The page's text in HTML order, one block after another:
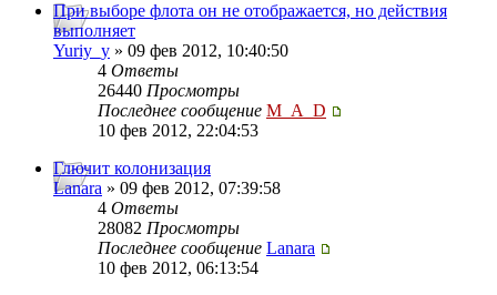
При выборе флота он не отображается, но действия
выполняет
Yuriy_y » 09 фев 2012, 10:40:50
4 Ответы
26440 Просмотры
Последнее сообщение M_A_D
10 фев 2012, 22:04:53
Глючит колонизация
Lanara » 09 фев 2012, 07:39:58
4 Ответы
28082 Просмотры
Последнее сообщение Lanara
10 фев 2012, 06:13:54